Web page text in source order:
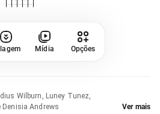
Mídia Opções
Wilburn, Luney Tunez,
Andrews
Ver mais